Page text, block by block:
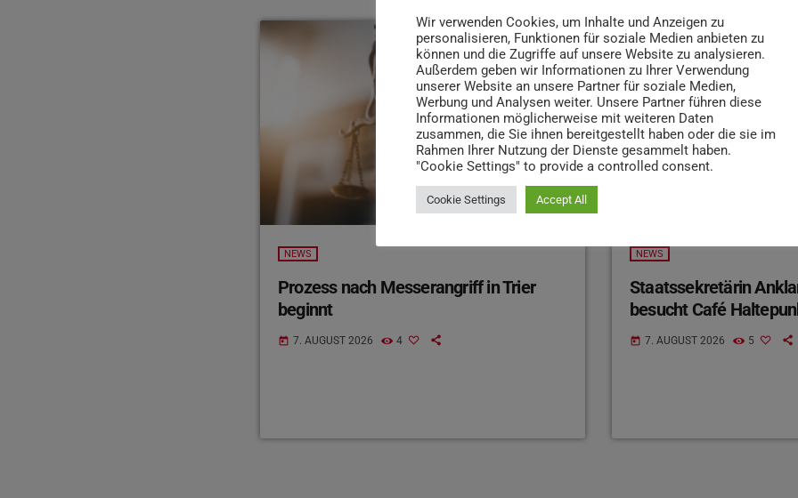
insert_link
NEWS
Prozess nach Messerangriff in Trier
beginnt
today 7. AUGUST 2026 4
NEWS
Staatssekretärin
besucht Café
today 7. AUGUST 2026 5
Wir verwenden Cookies, um Inhalte und Anzeigen zu
personalisieren, Funktionen für soziale Medien anbieten zu
können und die Zugriffe auf unsere Website zu analysieren.
Außerdem geben wir Informationen zu Ihrer Verwendung
unserer Website an unsere Partner für soziale Medien,
Werbung und Analysen weiter. Unsere Partner führen diese
Informationen möglicherweise mit weiteren Daten
zusammen, die Sie ihnen bereitgestellt haben oder die sie im
Rahmen Ihrer Nutzung der Dienste gesammelt haben.
"Cookie Settings" to provide a controlled consent.
Cookie Settings Accept All